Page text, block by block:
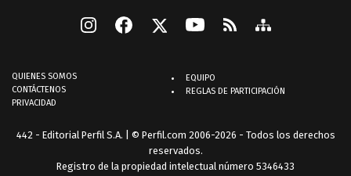
QUIENES SOMOS
CONTÁCTENOS
PRIVACIDAD
EQUIPO
REGLAS DE PARTICIPACIÓN
442 - Editorial Perfil S.A. | © Perfil.com 2006-2026 - Todos los derechos
reservados.
Registro de la propiedad intelectual número 5346433